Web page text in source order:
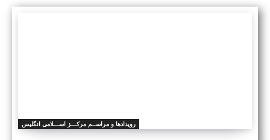
رویدادها و مراســم مرکـــز اســـلامی انگلیس